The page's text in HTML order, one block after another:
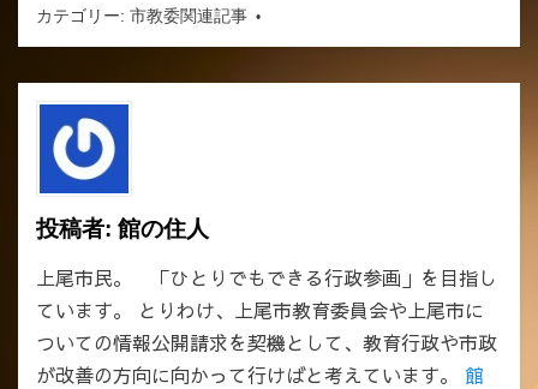
カテゴリー: 市教委関連記事
投稿者: 館の住人
上尾市民。 「ひとりでもできる行政参画」を目指し
ています。 とりわけ、上尾市教育委員会や上尾市に
ついての情報公開請求を契機として、教育行政や市政
が改善の方向に向かって行けばと考えています。 館